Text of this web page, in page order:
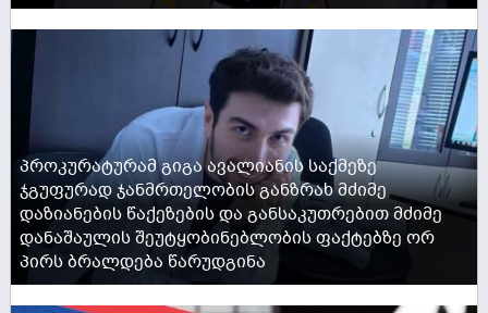
პროკურატურამ გიგა ავალიანის საქმეზე
ჯგუფურად ჯანმრთელობის განზრახ მძიმე
დაზიანების წაქეზების და განსაკუთრებით მძიმე
დანაშაულის შეუტყობინებლობის ფაქტებზე ორ
პირს ბრალდება წარუდგინა